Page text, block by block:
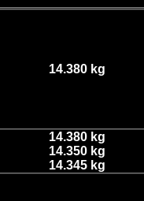
14.380 kg
14.380 kg
14.350 kg
14.345 kg